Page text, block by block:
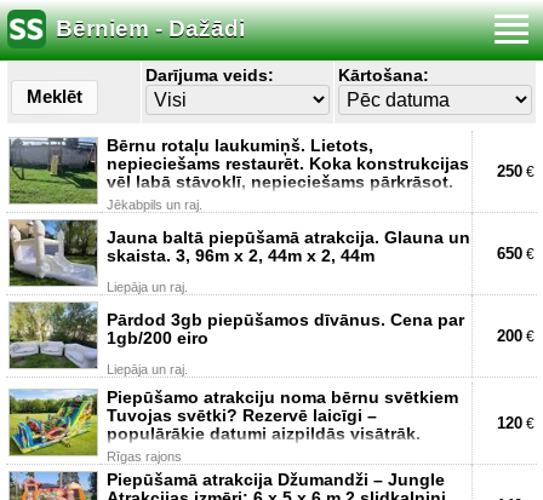
Bērniem - Dažādi
Meklēt
Darījuma veids: Kārtošana:
Bērnu rotaļu laukumiņš. Lietots,
nepieciešams restaurēt. Koka konstrukcijas
vēl labā stāvoklī, nepieciešams pārkrāsot.
Jēkabpils un raj.
250 €
Jauna baltā piepūšamā atrakcija. Glauna un
skaista. 3, 96m x 2, 44m x 2, 44m
Liepāja un raj.
650 €
Pārdod 3gb piepūšamos dīvānus. Cena par
1gb/200 eiro
Liepāja un raj.
200 €
Piepūšamo atrakciju noma bērnu svētkiem
Tuvojas svētki? Rezervē laicīgi –
populārākie datumi aizpildās visātrāk.
Rīgas rajons
120 €
Piepūšamā atrakcija Džumandži – Jungle